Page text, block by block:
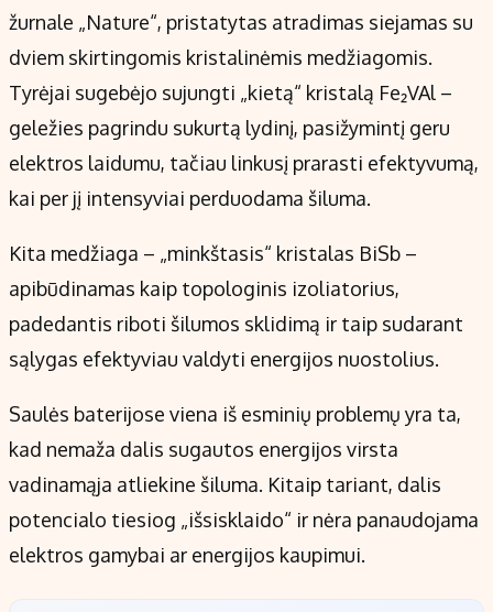
žurnale „Nature“, pristatytas atradimas siejamas su
dviem skirtingomis kristalinėmis medžiagomis.
Tyrėjai sugebėjo sujungti „kietą“ kristalą Fe₂VAl –
geležies pagrindu sukurtą lydinį, pasižymintį geru
elektros laidumu, tačiau linkusį prarasti efektyvumą,
kai per jį intensyviai perduodama šiluma.
Kita medžiaga – „minkštasis“ kristalas BiSb –
apibūdinamas kaip topologinis izoliatorius,
padedantis riboti šilumos sklidimą ir taip sudarant
sąlygas efektyviau valdyti energijos nuostolius.
Saulės baterijose viena iš esminių problemų yra ta,
kad nemaža dalis sugautos energijos virsta
vadinamąja atliekine šiluma. Kitaip tariant, dalis
potencialo tiesiog „išsisklaido“ ir nėra panaudojama
elektros gamybai ar energijos kaupimui.